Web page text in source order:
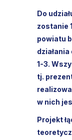
Do
zostanie
powiatu
1-3.
tj.
w nich
Projekt